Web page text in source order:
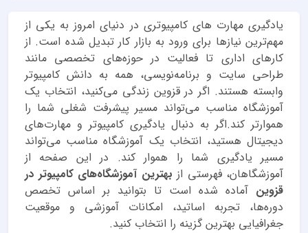
یادگیری مهارت های کامپیوتری در دنیای امروز به یکی از
مهم‌ترین نیازها برای ورود به بازار کار تبدیل شده است. از
کارهای اداری تا فعالیت در حوزه‌های تخصصی مانند
طراحی سایت و برنامه‌نویسی، همه به دانش کامپیوتر
وابسته هستند. اگر در قزوین زندگی می‌کنید، انتخاب یک
آموزشگاه مناسب می‌تواند مسیر پیشرفت شغلی شما را
هموارتر کند.اگر به دنبال یادگیری کامپیوتر و مهارت‌های
دیجیتال هستید، انتخاب یک آموزشگاه مناسب می‌تواند
مسیر یادگیری شما را هموار کند. در این صفحه از
آموزشگاهان، فهرستی از بهترین آموزشگاه‌های کامپیوتر در
قزوین آماده شده است تا بتوانید بر اساس تخصص
دوره‌ها، تجربه اساتید، امکانات آموزشی و موقعیت
جغرافیایی بهترین گزینه را انتخاب کنید.